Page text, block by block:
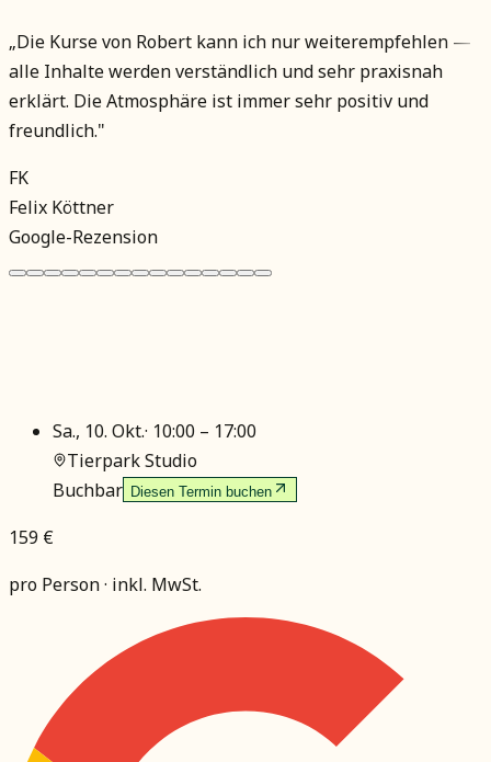
„Die Kurse von Robert kann ich nur weiterempfehlen —
alle Inhalte werden verständlich und sehr praxisnah
erklärt. Die Atmosphäre ist immer sehr positiv und
freundlich."
FK
Felix Köttner
Google-Rezension
Sa., 10. Okt.· 10:00 – 17:00
Tierpark Studio
Buchbar Diesen Termin buchen
159 €
pro Person · inkl. MwSt.